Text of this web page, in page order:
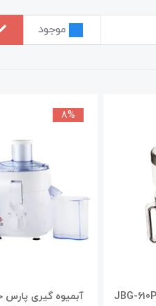
های پارس خزر نسبت به
نمایندگی هایی که در ایران
موجود
آبمیوه گیری پارس
8%